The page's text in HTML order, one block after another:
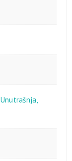
Unutrašnja,